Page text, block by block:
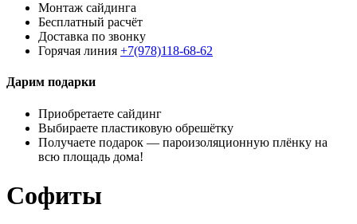
Монтаж сайдинга
Бесплатный расчёт
Доставка по звонку
Горячая линия +7(978)118-68-62
Дарим подарки
Приобретаете сайдинг
Выбираете пластиковую обрешётку
Получаете подарок — пароизоляционную плёнку на
всю площадь дома!
Софиты